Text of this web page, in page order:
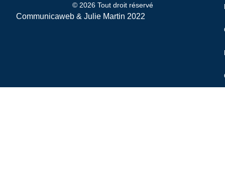
© 2026 Tout droit réservé
Communicaweb &Julie Martin 2022